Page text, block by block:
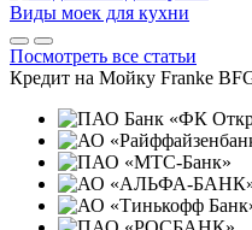
Виды моек для кухни
Посмотреть все статьи
Кредит на Мойку Franke